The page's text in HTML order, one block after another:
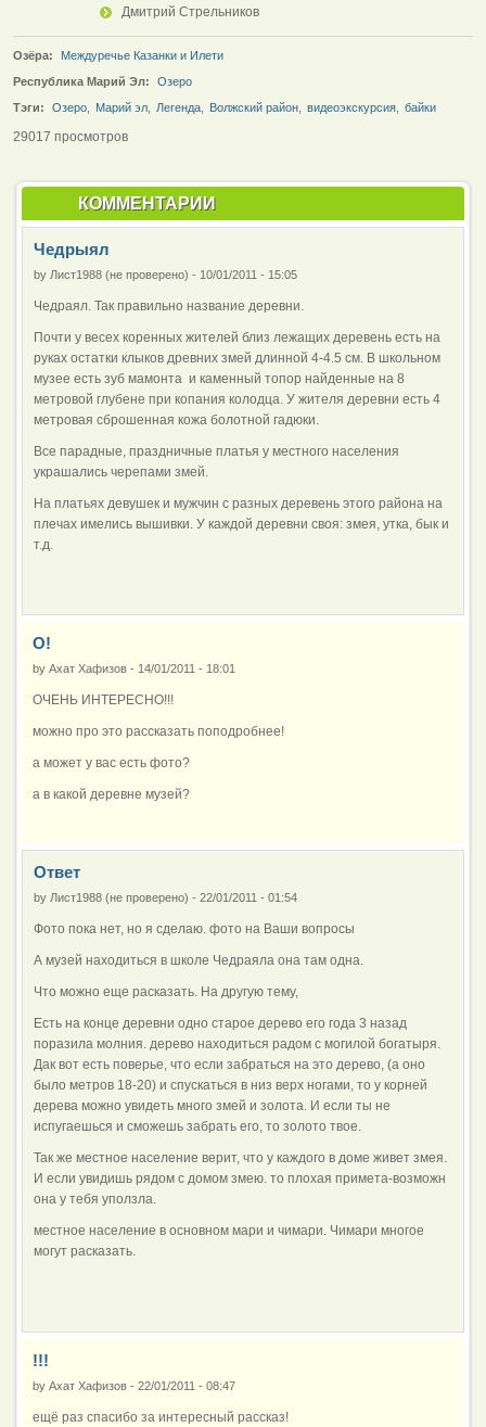
Дмитрий Стрельников
Озёра:
Междуречье Казанки и Илети
Республика Марий Эл:
Озеро
Тэги:
Озеро Марий эл Легенда Волжский район видеоэкскурсия байки
29017 просмотров
КОММЕНТАРИИ
Чедрыял
by Лист1988 (не проверено) - 10/01/2011 - 15:05
Чедраял. Так правильно название деревни.
Почти у весех коренных жителей близ лежащих деревень есть на
руках остатки клыков древних змей длинной 4-4.5 см. В школьном
музее есть зуб мамонта и каменный топор найденные на 8
метровой глубене при копания колодца. У жителя деревни есть 4
метровая сброшенная кожа болотной гадюки.
Все парадные, праздничные платья у местного населения
украшались черепами змей.
На платьях девушек и мужчин с разных деревень этого района на
плечах имелись вышивки. У каждой деревни своя: змея, утка, бык и
т.д.
О!
by Ахат Хафизов - 14/01/2011 - 18:01
ОЧЕНЬ ИНТЕРЕСНО!!!
можно про это рассказать поподробнее!
а может у вас есть фото?
а в какой деревне музей?
Ответ
by Лист1988 (не проверено) - 22/01/2011 - 01:54
Фото пока нет, но я сделаю. фото на Ваши вопросы
А музей находиться в школе Чедраяла она там одна.
Что можно еще расказать. На другую тему,
Есть на конце деревни одно старое дерево его года 3 назад
поразила молния. дерево находиться радом с могилой богатыря.
Дак вот есть поверье, что если забраться на это дерево, (а оно
было метров 18-20) и спускаться в низ верх ногами, то у корней
дерева можно увидеть много змей и золота. И если ты не
испугаешься и сможешь забрать его, то золото твое.
Так же местное население верит, что у каждого в доме живет змея.
И если увидишь рядом с домом змею. то плохая примета-возможн
она у тебя уползла.
местное население в основном мари и чимари. Чимари многое
могут расказать.
!!!
by Ахат Хафизов - 22/01/2011 - 08:47
ещё раз спасибо за интересный рассказ!